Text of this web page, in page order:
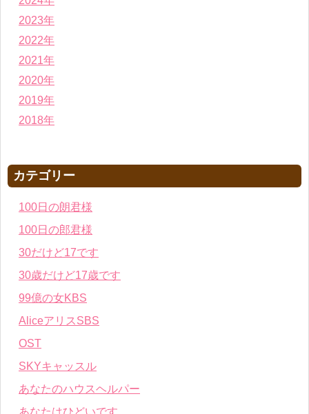
2023年
2022年
2021年
2020年
2019年
2018年
カテゴリー
100日の朗君様
100日の郎君様
30だけど17です
30歳だけど17歳です
99億の女KBS
AliceアリスSBS
OST
SKYキャッスル
あなたのハウスヘルパー